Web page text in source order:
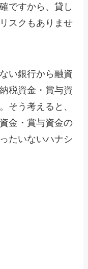
ですから、貸し
スクもありませ
い銀行から融資
税資金・賞与資
そう考えると、
金・賞与資金の
たいないハナシ